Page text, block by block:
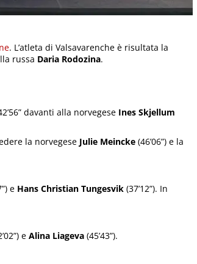
. L’atleta di Valsavarenche è risultata la
russa Daria Rodozina.
davanti alla norvegese Ines Skjellum
la norvegese Julie Meincke (46’06”) e la
e Hans Christian Tungesvik (37’12”). In
e Alina Liageva (45’43”).